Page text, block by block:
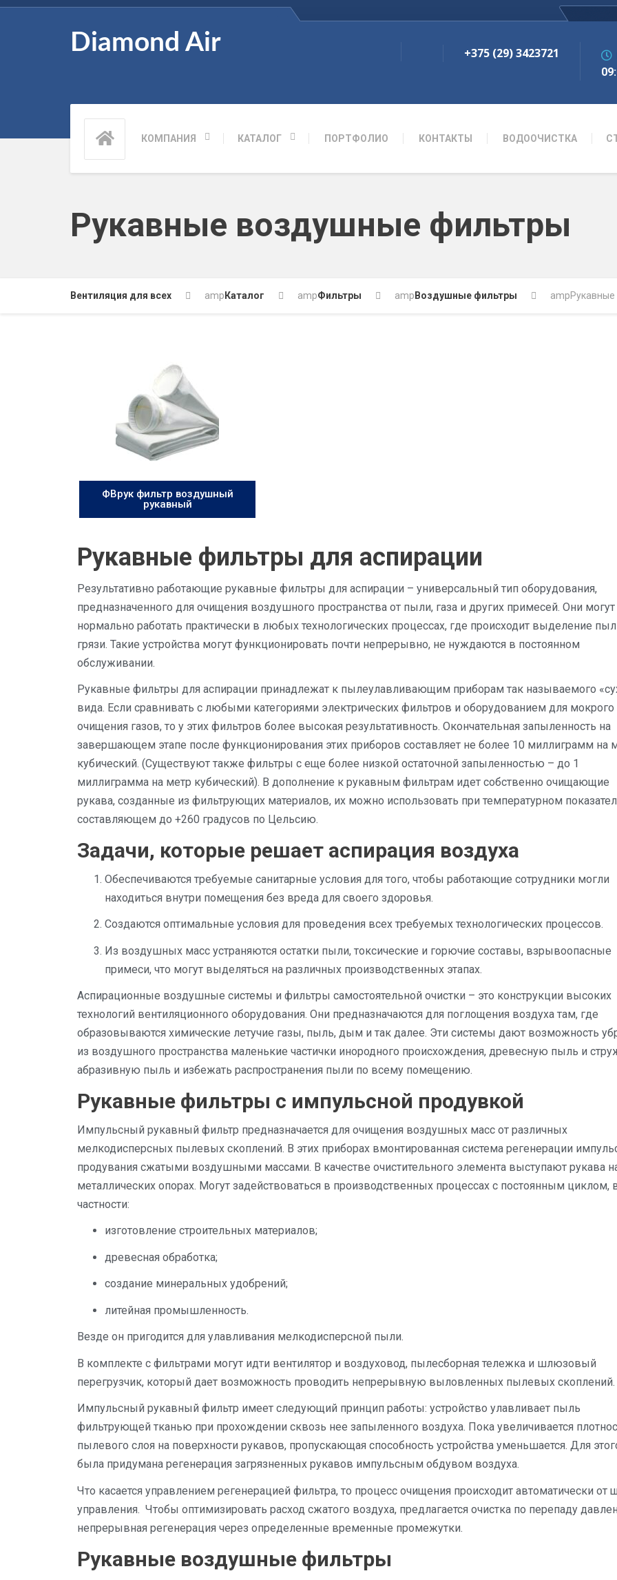
Diamond Air
КОМПАНИЯ КАТАЛОГ ПОРТФОЛИО КОНТАКТЫ ВОДООЧИСТКА
+375 (29) 3423721
Рукавные воздушные фильтры
Вентиляция для всех amp Каталог ampФильтры amp Воздушные фильтры amp
ФВрук фильтр воздушный
рукавный
Рукавные фильтры для аспирации
Результативно работающие рукавные фильтры для аспирации – универсальный тип оборудования,
предназначенного для очищения воздушного пространства от пыли, газа и других примесей. Они могут
нормально работать практически в любых технологических процессах, где происходит выделение
грязи. Такие устройства могут функционировать почти непрерывно, не нуждаются в постоянном
обслуживании.
Рукавные фильтры для аспирации принадлежат к пылеулавливающим приборам так называемого
вида. Если сравнивать с любыми категориями электрических фильтров и оборудованием для мокрого
очищения газов, то у этих фильтров более высокая результативность. Окончательная запыленность на
завершающем этапе после функционирования этих приборов составляет не более 10 миллиграмм на
кубический. (Существуют также фильтры с еще более низкой остаточной запыленностью – до 1
миллиграмма на метр кубический). В дополнение к рукавным фильтрам идет собственно очищающие
рукава, созданные из фильтрующих материалов, их можно использовать при температурном
составляющем до +260 градусов по Цельсию.
Задачи, которые решает аспирация воздуха
Обеспечиваются требуемые санитарные условия для того, чтобы работающие сотрудники могли
находиться внутри помещения без вреда для своего здоровья.
Создаются оптимальные условия для проведения всех требуемых технологических процессов.
Из воздушных масс устраняются остатки пыли, токсические и горючие составы, взрывоопасные
примеси, что могут выделяться на различных производственных этапах.
Аспирационные воздушные системы и фильтры самостоятельной очистки – это конструкции высоких
технологий вентиляционного оборудования. Они предназначаются для поглощения воздуха там, где
образовываются химические летучие газы, пыль, дым и так далее. Эти системы дают возможность
из воздушного пространства маленькие частички инородного происхождения, древесную пыль и
абразивную пыль и избежать распространения пыли по всему помещению.
Рукавные фильтры с импульсной продувкой
Импульсный рукавный фильтр предназначается для очищения воздушных масс от различных
мелкодисперсных пылевых скоплений. В этих приборах вмонтированная система регенерации
продувания сжатыми воздушными массами. В качестве очистительного элемента выступают рукава
металлических опорах. Могут задействоваться в производственных процессах с постоянным циклом,
частности:
изготовление строительных материалов;
древесная обработка;
создание минеральных удобрений;
литейная промышленность.
Везде он пригодится для улавливания мелкодисперсной пыли.
В комплекте с фильтрами могут идти вентилятор и воздуховод, пылесборная тележка и шлюзовый
перегрузчик, который дает возможность проводить непрерывную выловленных пылевых скоплений.
Импульсный рукавный фильтр имеет следующий принцип работы: устройство улавливает пыль
фильтрующей тканью при прохождении сквозь нее запыленного воздуха. Пока увеличивается
пылевого слоя на поверхности рукавов, пропускающая способность устройства уменьшается. Для
была придумана регенерация загрязненных рукавов импульсным обдувом воздуха.
Что касается управлением регенерацией фильтра, то процесс очищения происходит автоматически от
управления. Чтобы оптимизировать расход сжатого воздуха, предлагается очистка по перепаду
непрерывная регенерация через определенные временные промежутки.
Рукавные воздушные фильтры